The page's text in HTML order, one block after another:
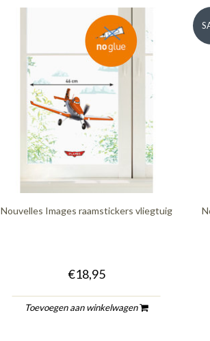
Nouvelles Images raamstickers vliegtuig
€18,95
Toevoegen aan winkelwagen